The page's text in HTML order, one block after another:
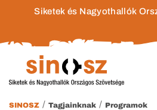
Siketek és Nagyothallók
SINOSZ / Tagjainknak / Programok